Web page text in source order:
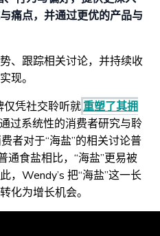
痛点，并通过更优的产品与
、跟踪相关讨论，并持续收
现。
凭社交聆听就重塑了其拥
过系统性的消费者研究与聆
者对于“海盐”的相关讨论普
通食盐相比，“海盐”更易被
，Wendy’s 把“海盐”这一长
化为增长机会。